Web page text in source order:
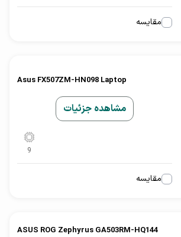
مقایسه
9
Asus FX507ZM-HN098 Laptop
مشاهده جزئیات
مقایسه
ASUS ROG Zephyrus GA503RM-HQ144